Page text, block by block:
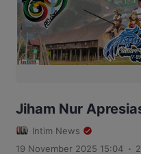
Jiham Nur
Intim News
19 November 2025 15:04 .